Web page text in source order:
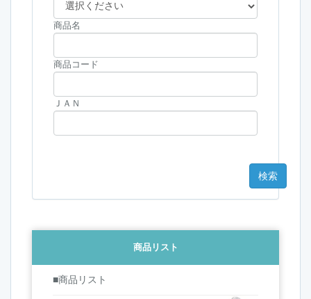
商品名
商品コード
ＪＡＮ
商品リスト
■商品リスト